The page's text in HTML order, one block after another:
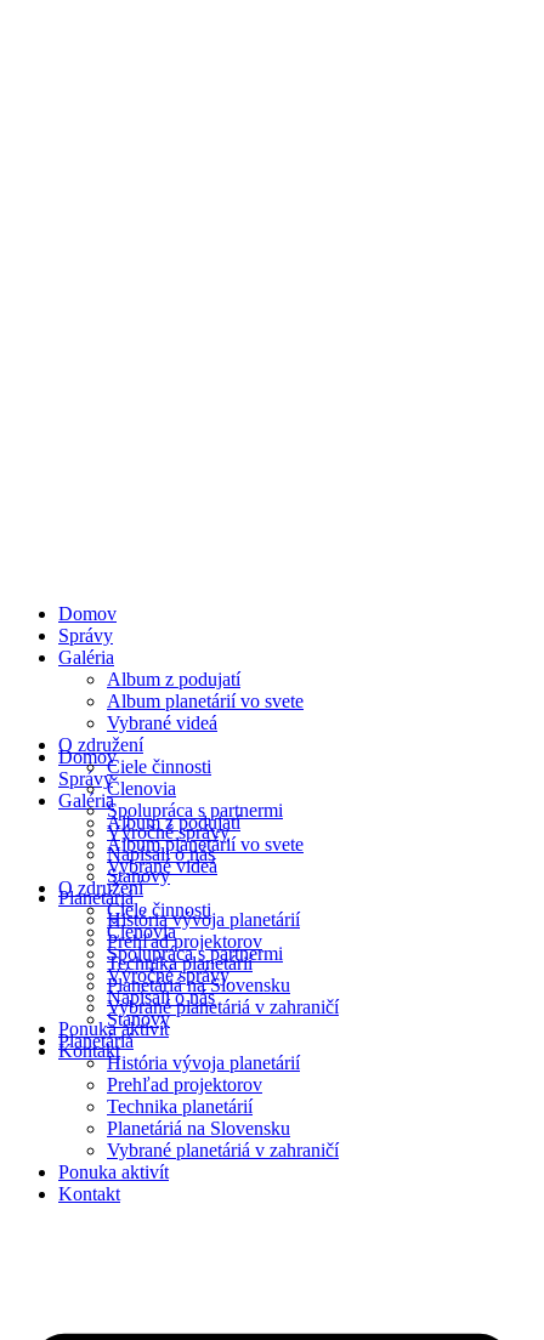
Domov
Správy
Galéria
Album z podujatí
Album planetárií vo svete
Vybrané videá
O združení
Ciele činnosti
Členovia
Spolupráca s partnermi
Výročné správy
Napísali o nás
Stanovy
Planetáriá
História vývoja planetárií
Prehľad projektorov
Technika planetárií
Planetáriá na Slovensku
Vybrané planetáriá v zahraničí
Ponuka aktivít
Kontakt
Domov
Správy
Galéria
Album z podujatí
Album planetárií vo svete
Vybrané videá
O združení
Ciele činnosti
Členovia
Spolupráca s partnermi
Výročné správy
Napísali o nás
Stanovy
Planetáriá
História vývoja planetárií
Prehľad projektorov
Technika planetárií
Planetáriá na Slovensku
Vybrané planetáriá v zahraničí
Ponuka aktivít
Kontakt